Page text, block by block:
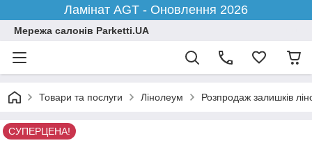
Ламінат AGT - Оновлення 2026
Мережа салонів Parketti.UA
Товари та послуги Лінолеум Розпродаж залишків
СУПЕРЦЕНА!